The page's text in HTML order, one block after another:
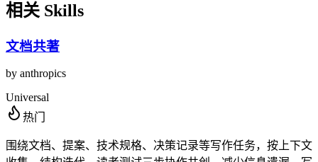
相关 Skills
文档共著
by anthropics
Universal
热门
围绕文档、提案、技术规格、决策记录等写作任务，按上下文